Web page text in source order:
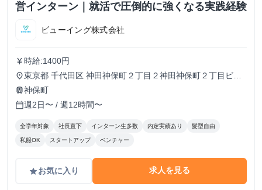
営インターン｜就活で圧倒的に強くなる実践経験
ビューイング株式会社
currency_yen 時給:1400円
place東京都 千代田区 神田神保町２丁目２神田神保町２丁目ビル
５０２号室
train神保町
calendar_today週2日〜 / 週12時間〜
全学年対象 社長直下 インターン生多数 内定実績あり 髪型自由
私服OK スタートアップ ベンチャー
gradeお気に入り 求人を見る